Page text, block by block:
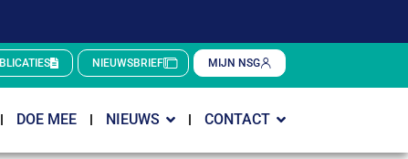
NIEUWSBRIEF MIJN NSG
DOE MEE NIEUWS CONTACT